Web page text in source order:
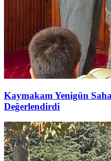
Kaymakam Yenigün Saha
Değerlendirdi